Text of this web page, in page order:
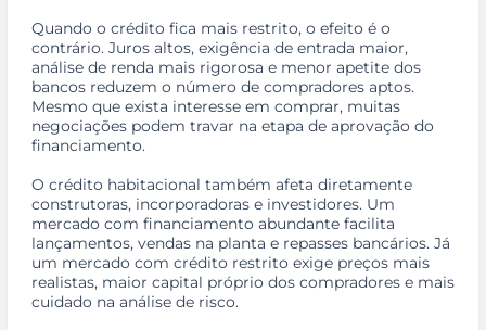
Quando o crédito fica mais restrito, o efeito é o
contrário. Juros altos, exigência de entrada maior,
análise de renda mais rigorosa e menor apetite dos
bancos reduzem o número de compradores aptos.
Mesmo que exista interesse em comprar, muitas
negociações podem travar na etapa de aprovação do
financiamento.
O crédito habitacional também afeta diretamente
construtoras, incorporadoras e investidores. Um
mercado com financiamento abundante facilita
lançamentos, vendas na planta e repasses bancários. Já
um mercado com crédito restrito exige preços mais
realistas, maior capital próprio dos compradores e mais
cuidado na análise de risco.